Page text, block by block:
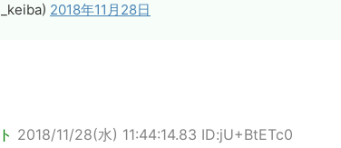
2018年11月28日
2018/11/28(水) 11:44:14.83 ID:jU+BtETc0